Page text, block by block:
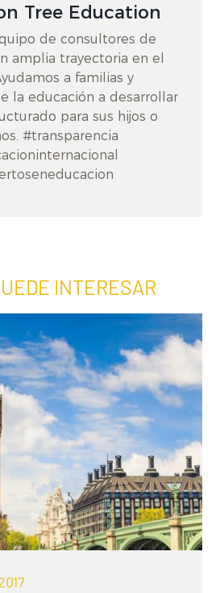
Tree Education
de consultores de
amplia trayectoria en el
a familias y
la educación a desarrollar
para sus hijos o
#transparencia
INTERESAR